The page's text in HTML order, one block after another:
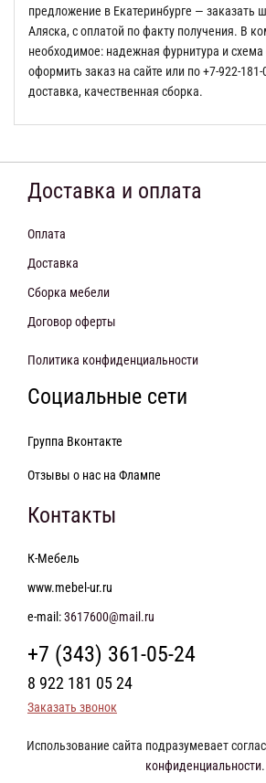
предложение в Екатеринбурге — заказать
Аляска, с оплатой по факту получения. В
необходимое: надежная фурнитура и
оформить заказ на сайте или по +7-922-
доставка, качественная сборка.
Доставка и оплата
Оплата
Доставка
Сборка мебели
Договор оферты
Политика конфиденциальности
Социальные сети
Группа Вконтакте
Отзывы о нас на Флампе
Контакты
К-Мебель
www.mebel-ur.ru
e-mail:3617600@mail.ru
+7 (343) 361-05-24
8 922 181 05 24
Заказать звонок
Использование сайта подразумевает
конфиденциальности.